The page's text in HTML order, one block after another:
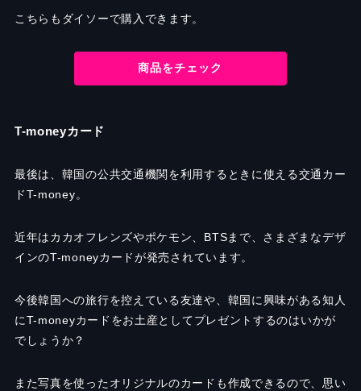
こちらもダイソーで購入できます。
商品をチェック
T-moneyカード
最後は、韓国の公共交通機関を利用するときに使える交通カー
ドT-money。
近年はカカオフレンズやポケモン、BTSまで、さまざまなデザ
インのT-moneyカードが発売されています。
今後韓国への旅行を控えている友達や、韓国に興味がある知人
にT-moneyカードをお土産としてプレゼントするのはいかが
でしょうか？
また写真を使ったオリジナルのカードも作成できるので、思い